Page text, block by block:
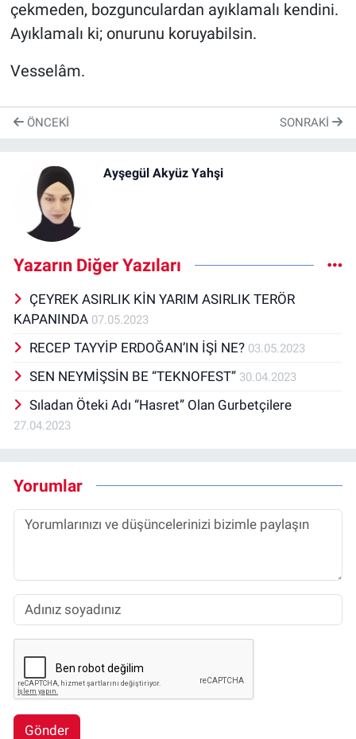
çekmeden, bozgunculardan ayıklamalı kendini.
Ayıklamalı ki; onurunu koruyabilsin.
Vesselâm.
ÖNCEKI SONRAKI
Ayşegül Akyüz Yahşi
Yazarın Diğer Yazıları
ÇEYREK ASIRLIK KİN YARIM ASIRLIK TERÖR
KAPANINDA 07.05.2023
RECEP TAYYİP ERDOĞAN’IN İŞİ NE? 03.05.2023
SEN NEYMİŞSİN BE “TEKNOFEST” 30.04.2023
Sıladan Öteki Adı “Hasret” Olan Gurbetçilere
27.04.2023
Yorumlar
Gönder